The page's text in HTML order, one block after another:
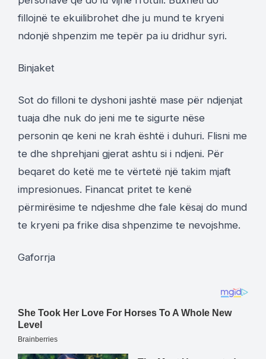
fillojnë te ekuilibrohet dhe ju mund te kryeni
ndonjë shpenzim me tepër pa iu dridhur syri.
Binjaket
Sot do filloni te dyshoni jashtë mase për ndjenjat
tuaja dhe nuk do jeni me te sigurte nëse
personin qe keni ne krah është i duhuri. Flisni me
te dhe shprehjani gjerat ashtu si i ndjeni. Për
beqaret do ketë me te vërtetë një takim mjaft
impresionues. Financat pritet te kenë
përmirësime te ndjeshme dhe fale kësaj do mund
te kryeni pa frike disa shpenzime te nevojshme.
Gaforrja